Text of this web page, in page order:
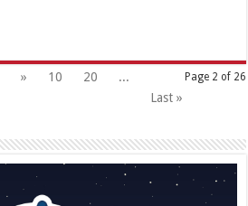
Page 2 of 26
» 10 20
...
Last »